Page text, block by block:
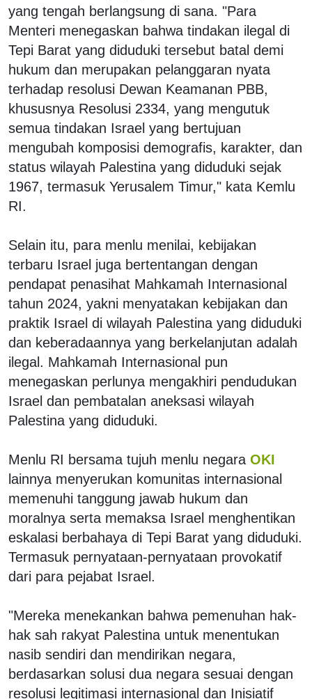
yang tengah berlangsung di sana. "Para
Menteri menegaskan bahwa tindakan ilegal di
Tepi Barat yang diduduki tersebut batal demi
hukum dan merupakan pelanggaran nyata
terhadap resolusi Dewan Keamanan PBB,
khususnya Resolusi 2334, yang mengutuk
semua tindakan Israel yang bertujuan
mengubah komposisi demografis, karakter, dan
status wilayah Palestina yang diduduki sejak
1967, termasuk Yerusalem Timur," kata Kemlu
RI.
Selain itu, para menlu menilai, kebijakan
terbaru Israel juga bertentangan dengan
pendapat penasihat Mahkamah Internasional
tahun 2024, yakni menyatakan kebijakan dan
praktik Israel di wilayah Palestina yang diduduki
dan keberadaannya yang berkelanjutan adalah
ilegal. Mahkamah Internasional pun
menegaskan perlunya mengakhiri pendudukan
Israel dan pembatalan aneksasi wilayah
Palestina yang diduduki.
Menlu RI bersama tujuh menlu negara OKI
lainnya menyerukan komunitas internasional
memenuhi tanggung jawab hukum dan
moralnya serta memaksa Israel menghentikan
eskalasi berbahaya di Tepi Barat yang diduduki.
Termasuk pernyataan-pernyataan provokatif
dari para pejabat Israel.
"Mereka menekankan bahwa pemenuhan hak-
hak sah rakyat Palestina untuk menentukan
nasib sendiri dan mendirikan negara,
berdasarkan solusi dua negara sesuai dengan
resolusi legitimasi internasional dan Inisiatif